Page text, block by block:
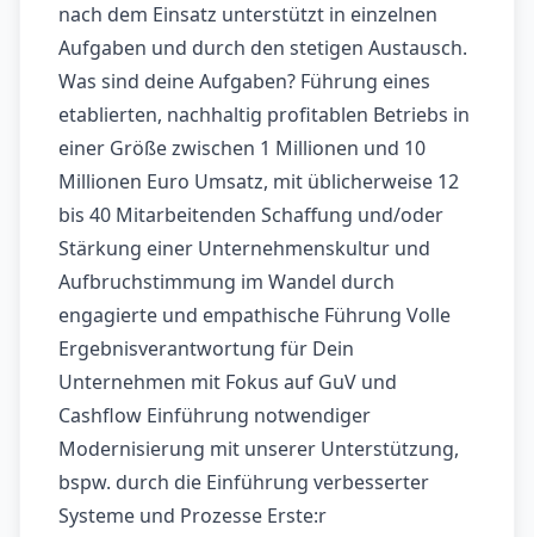
nach dem Einsatz unterstützt in einzelnen
Aufgaben und durch den stetigen Austausch.
Was sind deine Aufgaben? Führung eines
etablierten, nachhaltig profitablen Betriebs in
einer Größe zwischen 1 Millionen und 10
Millionen Euro Umsatz, mit üblicherweise 12
bis 40 Mitarbeitenden Schaffung und/oder
Stärkung einer Unternehmenskultur und
Aufbruchstimmung im Wandel durch
engagierte und empathische Führung Volle
Ergebnisverantwortung für Dein
Unternehmen mit Fokus auf GuV und
Cashflow Einführung notwendiger
Modernisierung mit unserer Unterstützung,
bspw. durch die Einführung verbesserter
Systeme und Prozesse Erste:r